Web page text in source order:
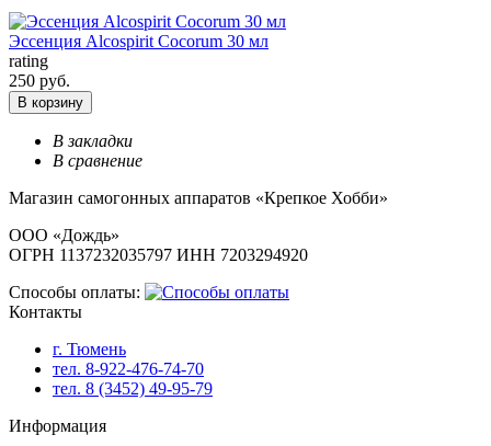
Эссенция Alcospirit Cocorum 30 мл
rating
250 руб.
В корзину
В закладки
В сравнение
Магазин самогонных аппаратов «Крепкое Хобби»
ООО «Дождь»
ОГРН 1137232035797 ИНН 7203294920
Способы оплаты:
Контакты
г. Тюмень
тел. 8-922-476-74-70
тел. 8 (3452) 49-95-79
Информация